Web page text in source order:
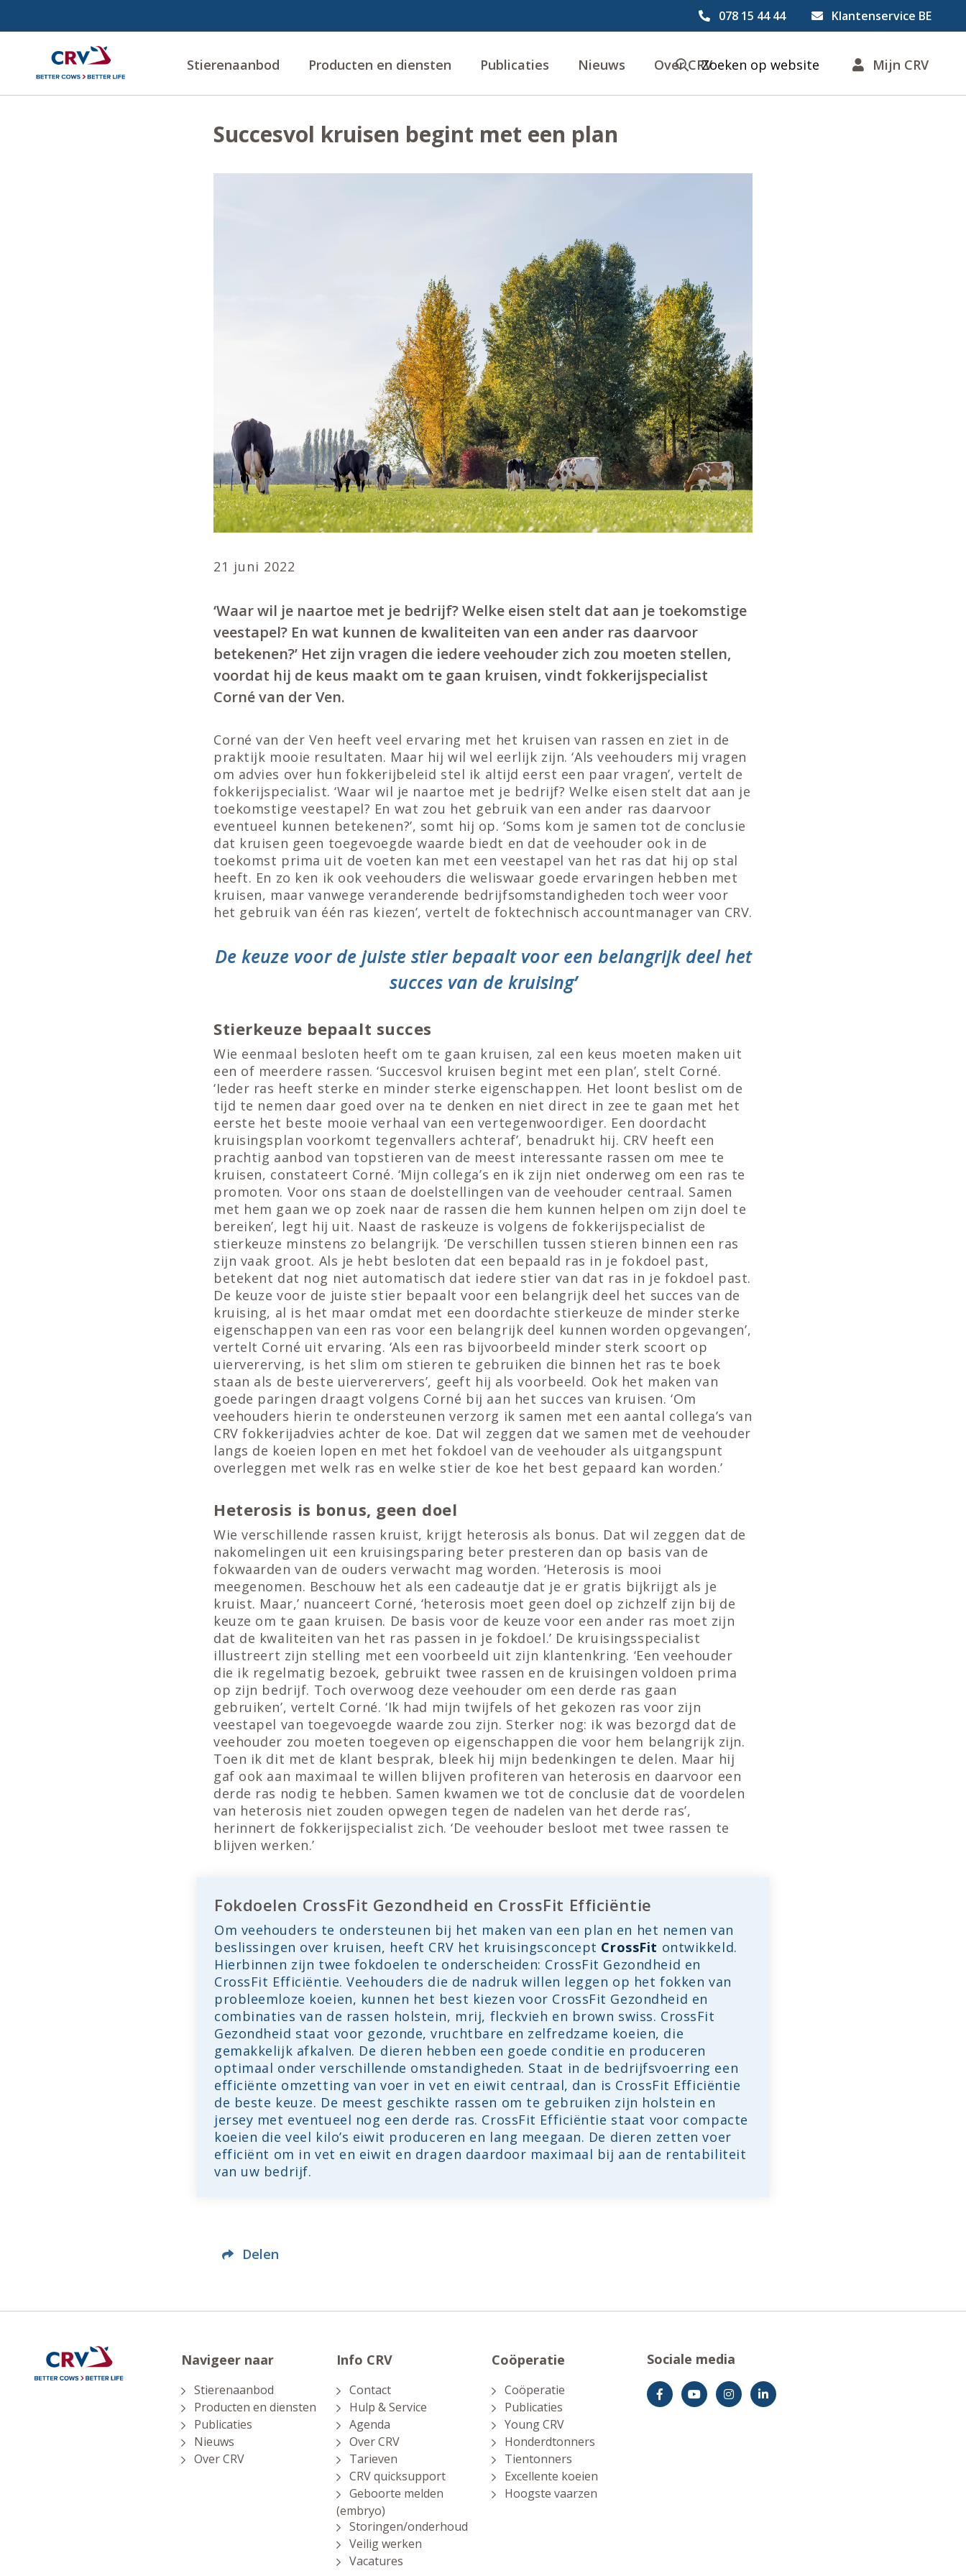
078 15 44 44 Klantenservice BE
Stierenaanbod Producten en diensten Publicaties Nieuws Over CRVZoeken op website Mijn CRV
Succesvol kruisen begint met een plan
21 juni 2022
‘Waar wil je naartoe met je bedrijf? Welke eisen stelt dat aan je toekomstige
veestapel? En wat kunnen de kwaliteiten van een ander ras daarvoor
betekenen?’ Het zijn vragen die iedere veehouder zich zou moeten stellen,
voordat hij de keus maakt om te gaan kruisen, vindt fokkerijspecialist
Corné van der Ven.
Corné van der Ven heeft veel ervaring met het kruisen van rassen en ziet in de
praktijk mooie resultaten. Maar hij wil wel eerlijk zijn. ‘Als veehouders mij vragen
om advies over hun fokkerijbeleid stel ik altijd eerst een paar vragen’, vertelt de
fokkerijspecialist. ‘Waar wil je naartoe met je bedrijf? Welke eisen stelt dat aan je
toekomstige veestapel? En wat zou het gebruik van een ander ras daarvoor
eventueel kunnen betekenen?’, somt hij op. ‘Soms kom je samen tot de conclusie
dat kruisen geen toegevoegde waarde biedt en dat de veehouder ook in de
toekomst prima uit de voeten kan met een veestapel van het ras dat hij op stal
heeft. En zo ken ik ook veehouders die weliswaar goede ervaringen hebben met
kruisen, maar vanwege veranderende bedrijfsomstandigheden toch weer voor
het gebruik van één ras kiezen’, vertelt de foktechnisch accountmanager van CRV.
De keuze voor de juiste stier bepaalt voor een belangrijk deel het
succes van de kruising’
Stierkeuze bepaalt succes
Wie eenmaal besloten heeft om te gaan kruisen, zal een keus moeten maken uit
een of meerdere rassen. ‘Succesvol kruisen begint met een plan’, stelt Corné.
‘Ieder ras heeft sterke en minder sterke eigenschappen. Het loont beslist om de
tijd te nemen daar goed over na te denken en niet direct in zee te gaan met het
eerste het beste mooie verhaal van een vertegenwoordiger. Een doordacht
kruisingsplan voorkomt tegenvallers achteraf’, benadrukt hij. CRV heeft een
prachtig aanbod van topstieren van de meest interessante rassen om mee te
kruisen, constateert Corné. ‘Mijn collega’s en ik zijn niet onderweg om een ras te
promoten. Voor ons staan de doelstellingen van de veehouder centraal. Samen
met hem gaan we op zoek naar de rassen die hem kunnen helpen om zijn doel te
bereiken’, legt hij uit. Naast de raskeuze is volgens de fokkerijspecialist de
stierkeuze minstens zo belangrijk. ‘De verschillen tussen stieren binnen een ras
zijn vaak groot. Als je hebt besloten dat een bepaald ras in je fokdoel past,
betekent dat nog niet automatisch dat iedere stier van dat ras in je fokdoel past.
De keuze voor de juiste stier bepaalt voor een belangrijk deel het succes van de
kruising, al is het maar omdat met een doordachte stierkeuze de minder sterke
eigenschappen van een ras voor een belangrijk deel kunnen worden opgevangen’,
vertelt Corné uit ervaring. ‘Als een ras bijvoorbeeld minder sterk scoort op
uiervererving, is het slim om stieren te gebruiken die binnen het ras te boek
staan als de beste uierverervers’, geeft hij als voorbeeld. Ook het maken van
goede paringen draagt volgens Corné bij aan het succes van kruisen. ‘Om
veehouders hierin te ondersteunen verzorg ik samen met een aantal collega’s van
CRV fokkerijadvies achter de koe. Dat wil zeggen dat we samen met de veehouder
langs de koeien lopen en met het fokdoel van de veehouder als uitgangspunt
overleggen met welk ras en welke stier de koe het best gepaard kan worden.’
Heterosis is bonus, geen doel
Wie verschillende rassen kruist, krijgt heterosis als bonus. Dat wil zeggen dat de
nakomelingen uit een kruisingsparing beter presteren dan op basis van de
fokwaarden van de ouders verwacht mag worden. ‘Heterosis is mooi
meegenomen. Beschouw het als een cadeautje dat je er gratis bijkrijgt als je
kruist. Maar,’ nuanceert Corné, ‘heterosis moet geen doel op zichzelf zijn bij de
keuze om te gaan kruisen. De basis voor de keuze voor een ander ras moet zijn
dat de kwaliteiten van het ras passen in je fokdoel.’ De kruisingsspecialist
illustreert zijn stelling met een voorbeeld uit zijn klantenkring. ‘Een veehouder
die ik regelmatig bezoek, gebruikt twee rassen en de kruisingen voldoen prima
op zijn bedrijf. Toch overwoog deze veehouder om een derde ras gaan
gebruiken’, vertelt Corné. ‘Ik had mijn twijfels of het gekozen ras voor zijn
veestapel van toegevoegde waarde zou zijn. Sterker nog: ik was bezorgd dat de
veehouder zou moeten toegeven op eigenschappen die voor hem belangrijk zijn.
Toen ik dit met de klant besprak, bleek hij mijn bedenkingen te delen. Maar hij
gaf ook aan maximaal te willen blijven profiteren van heterosis en daarvoor een
derde ras nodig te hebben. Samen kwamen we tot de conclusie dat de voordelen
van heterosis niet zouden opwegen tegen de nadelen van het derde ras’,
herinnert de fokkerijspecialist zich. ‘De veehouder besloot met twee rassen te
blijven werken.’
Fokdoelen CrossFit Gezondheid en CrossFit Efficiëntie
Om veehouders te ondersteunen bij het maken van een plan en het nemen van
beslissingen over kruisen, heeft CRV het kruisingsconcept CrossFit ontwikkeld.
Hierbinnen zijn twee fokdoelen te onderscheiden: CrossFit Gezondheid en
CrossFit Efficiëntie. Veehouders die de nadruk willen leggen op het fokken van
probleemloze koeien, kunnen het best kiezen voor CrossFit Gezondheid en
combinaties van de rassen holstein, mrij, fleckvieh en brown swiss. CrossFit
Gezondheid staat voor gezonde, vruchtbare en zelfredzame koeien, die
gemakkelijk afkalven. De dieren hebben een goede conditie en produceren
optimaal onder verschillende omstandigheden. Staat in de bedrijfsvoerring een
efficiënte omzetting van voer in vet en eiwit centraal, dan is CrossFit Efficiëntie
de beste keuze. De meest geschikte rassen om te gebruiken zijn holstein en
jersey met eventueel nog een derde ras. CrossFit Efficiëntie staat voor compacte
koeien die veel kilo’s eiwit produceren en lang meegaan. De dieren zetten voer
efficiënt om in vet en eiwit en dragen daardoor maximaal bij aan de rentabiliteit
van uw bedrijf.
Delen
Navigeer naar
Stierenaanbod
Producten en diensten
Publicaties
Nieuws
Over CRV
Info CRV
Contact
Hulp & Service
Agenda
Over CRV
Tarieven
CRV quicksupport
Geboorte melden
(embryo)
Storingen/onderhoud
Veilig werken
Vacatures
Coöperatie
Coöperatie
Publicaties
Young CRV
Honderdtonners
Tientonners
Excellente koeien
Hoogste vaarzen
Sociale media